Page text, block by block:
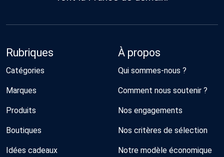
Rubriques
Catégories
Marques
Produits
Boutiques
Idées cadeaux
À propos
Qui sommes-nous ?
Comment nous soutenir ?
Nos engagements
Nos critères de sélection
Notre modèle économique